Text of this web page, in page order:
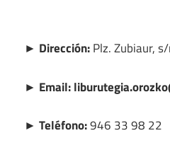
► Dirección:Plz. Zubiaur,
► Email:
► Teléfono:946 33 98 22